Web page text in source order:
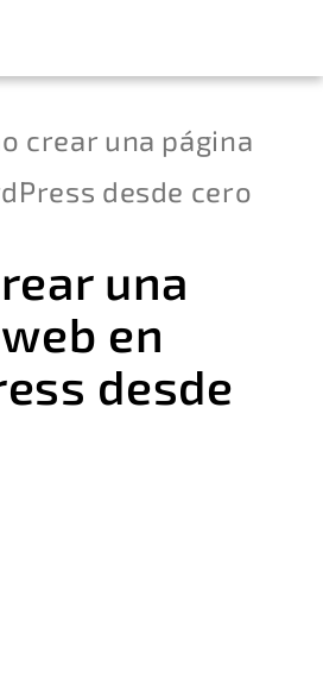
crear una página
desde cero
una
en
desde